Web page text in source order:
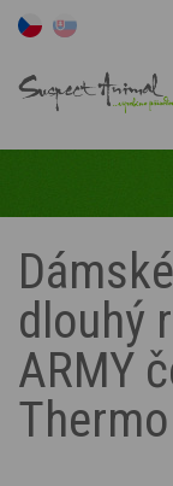
dlouhý
ARMY
Thermo